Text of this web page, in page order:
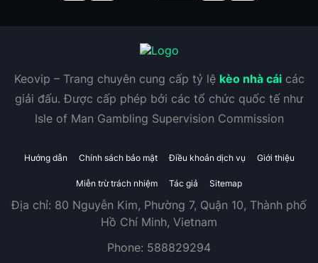
Keovip – Trang chuyên cung cấp tỷ lệ kèo nhà cáicác
giải đấu. Được cấp phép bởi các tổ chức quốc tế như
Isle of Man Gambling Supervision Commission
Hướng dẫn Chính sách bảo mật Điều khoản dịch vụ Giới thiệu
Miễn trừ trách nhiệm Tác giả Sitemap
Địa chỉ: 80 Nguyễn Kim, Phường 7, Quận 10, Thành phố
Hồ Chí Minh, Vietnam
Phone: 588829294